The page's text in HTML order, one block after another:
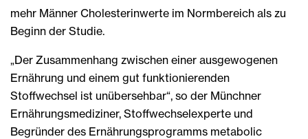
mehr Männer Cholesterinwerte im Normbereich als zu
Beginn der Studie.
„Der Zusammenhang zwischen einer ausgewogenen
Ernährung und einem gut funktionierenden
Stoffwechsel ist unübersehbar“, so der Münchner
Ernährungsmediziner, Stoffwechselexperte und
Begründer des Ernährungsprogramms metabolic